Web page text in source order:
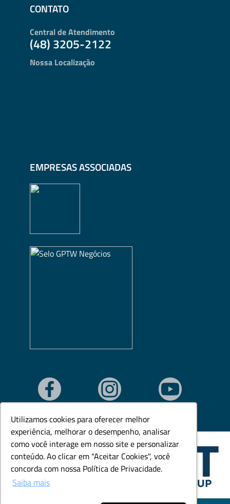
Utilizamos cookies para oferecer melhor
experiência, melhorar o desempenho, analisar
como você interage em nosso site e personalizar
conteúdo. Ao clicar em "Aceitar Cookies", você
concorda com nossa Política de Privacidade.
Saiba mais
Utilizamos cookies para oferecer melhor
experiência, melhorar o desempenho, analisar
como você interage em nosso site e personalizar
conteúdo. Ao clicar em "Aceitar Cookies", você
concorda com nossa Política de Privacidade.
Saiba mais
CONTATO
Central de Atendimento
(48) 3205-2122
Nossa Localização
EMPRESAS ASSOCIADAS